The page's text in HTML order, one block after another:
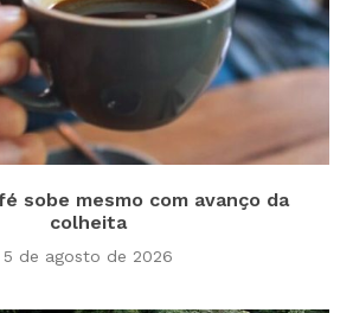
sobe mesmo com avanço da
colheita
5 de agosto de 2026